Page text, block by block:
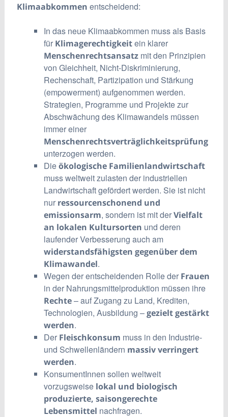
Klimaabkommen entscheidend:
In das neue Klimaabkommen muss als Basis
für Klimagerechtigkeitein klarer
Menschenrechtsansatzmit den Prinzipien
von Gleichheit, Nicht-Diskriminierung,
Rechenschaft, Partizipation und Stärkung
(empowerment) aufgenommen werden.
Strategien, Programme und Projekte zur
Abschwächung des Klimawandels müssen
immer einer
Menschenrechtsverträglichkeitsprüfung
unterzogen werden.
Dieökologische Familienlandwirtschaft
muss weltweit zulasten der industriellen
Landwirtschaft gefördert werden. Sie ist nicht
nur ressourcenschonend und
emissionsarm, sondern ist mit derVielfalt
an lokalen Kultursorten und deren
laufender Verbesserung auch am
widerstandsfähigsten gegenüber dem
Klimawandel.
Wegen der entscheidenden Rolle der Frauen
in der Nahrungsmittelproduktion müssen ihre
Rechte– auf Zugang zu Land, Krediten,
Technologien, Ausbildung –gezielt gestärkt
werden.
Der Fleischkonsum muss in den Industrie-
und Schwellenländern massiv verringert
werden.
KonsumentInnen sollen weltweit
vorzugsweise lokal und biologisch
produzierte, saisongerechte
Lebensmittel nachfragen.